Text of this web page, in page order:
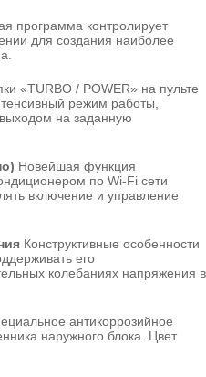
программа контролирует
для создания наиболее
«TURBO / POWER» на пульте
режим работы,
на заданную
Новейшая функция
по Wi-Fi сети
включение и управление
Конструктивные особенности
его
колебаниях напряжения в
антикоррозийное
наружного блока. Цвет